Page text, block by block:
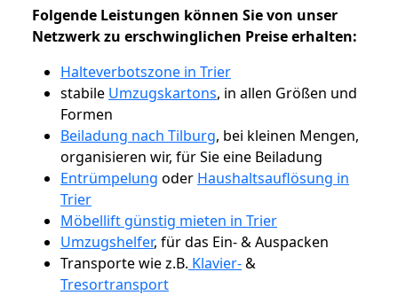
Folgende Leistungen können Sie von unser
Netzwerk zu erschwinglichen Preise erhalten:
Halteverbotszone in Trier
stabile Umzugskartons, in allen Größen und
Formen
Beiladung nach Tilburg, bei kleinen Mengen,
organisieren wir, für Sie eine Beiladung
Entrümpelung oder Haushaltsauflösung in
Trier
Möbellift günstig mieten in Trier
Umzugshelfer, für das Ein- & Auspacken
Transporte wie z.B. Klavier-&
Tresortransport